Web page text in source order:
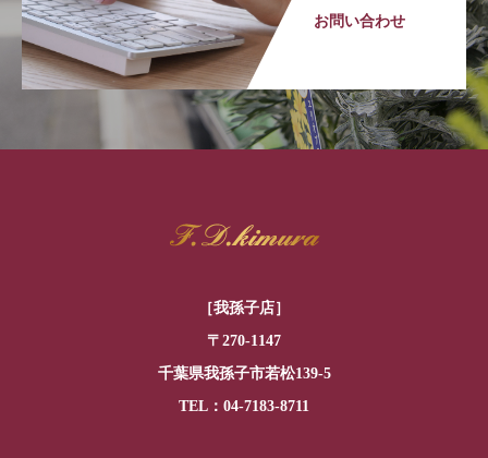
お問い合わせ
［我孫子店］
〒270-1147
千葉県我孫子市若松139-5
TEL：04-7183-8711